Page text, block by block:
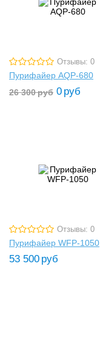
Отзывы: 0
Пурифайер AQP-680
26 300руб 0 руб
Отзывы: 0
Пурифайер WFP-1050
53 500 руб